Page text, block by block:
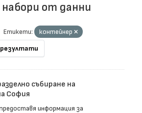
от данни
Етикети:
контейнер
събиране на
София
информация за